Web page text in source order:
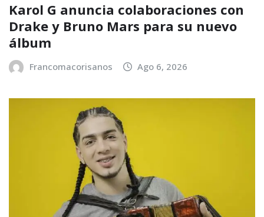
Karol G anuncia colaboraciones con
Drake y Bruno Mars para su nuevo
álbum
Francomacorisanos Ago 6, 2026